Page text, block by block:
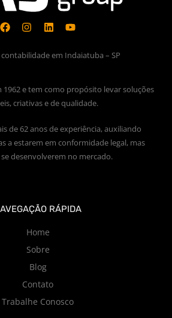
em Indaiatuba – SP
1962 e tem como propósito levar soluções
criativas e de qualidade.
de 62 anos de experiência, auxiliando
a estarem em conformidade legal, mas
desenvolverem no mercado.
RÁPIDA
Home
Sobre
Blog
Contato
Trabalhe Conosco